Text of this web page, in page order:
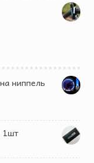
ниппель
1шт